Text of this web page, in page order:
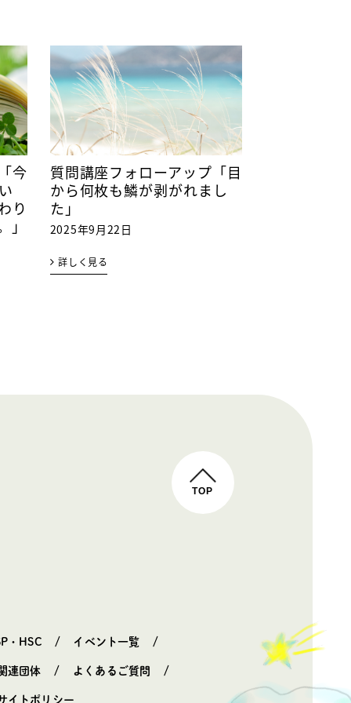
今
り
質問講座フォローアップ「目
から何枚も鱗が剥がれまし
た」
2025年9月22日
詳しく見る
TOP
・HSC イベント一覧
連団体 よくあるご質問
イトポリシー